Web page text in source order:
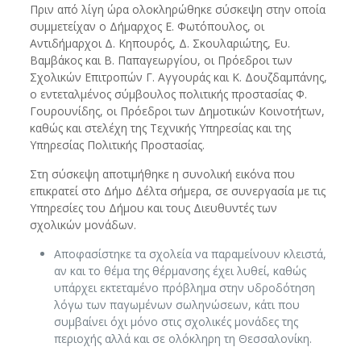
Πριν από λίγη ώρα ολοκληρώθηκε σύσκεψη στην οποία
συμμετείχαν ο Δήμαρχος Ε. Φωτόπουλος, οι
Αντιδήμαρχοι Δ. Κηπουρός, Δ. Σκουλαριώτης, Ευ.
Βαμβάκος και Β. Παπαγεωργίου, οι Πρόεδροι των
Σχολικών Επιτροπών Γ. Αγγουράς και Κ. Δουζδαμπάνης,
ο εντεταλμένος σύμβουλος πολιτικής προστασίας Φ.
Γουρουνίδης, οι Πρόεδροι των Δημοτικών Κοινοτήτων,
καθώς και στελέχη της Τεχνικής Υπηρεσίας και της
Υπηρεσίας Πολιτικής Προστασίας.
Στη σύσκεψη αποτιμήθηκε η συνολική εικόνα που
επικρατεί στο Δήμο Δέλτα σήμερα, σε συνεργασία με τις
Υπηρεσίες του Δήμου και τους Διευθυντές των
σχολικών μονάδων.
Αποφασίστηκε τα σχολεία να παραμείνουν κλειστά,
αν και το θέμα της θέρμανσης έχει λυθεί, καθώς
υπάρχει εκτεταμένο πρόβλημα στην υδροδότηση
λόγω των παγωμένων σωληνώσεων, κάτι που
συμβαίνει όχι μόνο στις σχολικές μονάδες της
περιοχής αλλά και σε ολόκληρη τη Θεσσαλονίκη.